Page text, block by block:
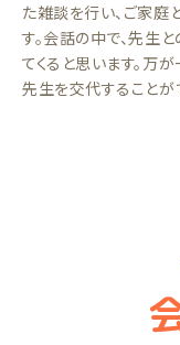
た雑談を行い、ご家庭
す。会話の中で、先生
てくると思います。万
先生を交代することが